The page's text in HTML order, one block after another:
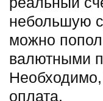
небольшую
можно
валютными
оплата.